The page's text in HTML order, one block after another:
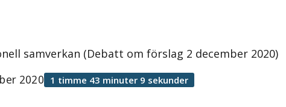
samverkan (Debatt om förslag 2 december 2020)
2020 1 timme 43 minuter 9 sekunder